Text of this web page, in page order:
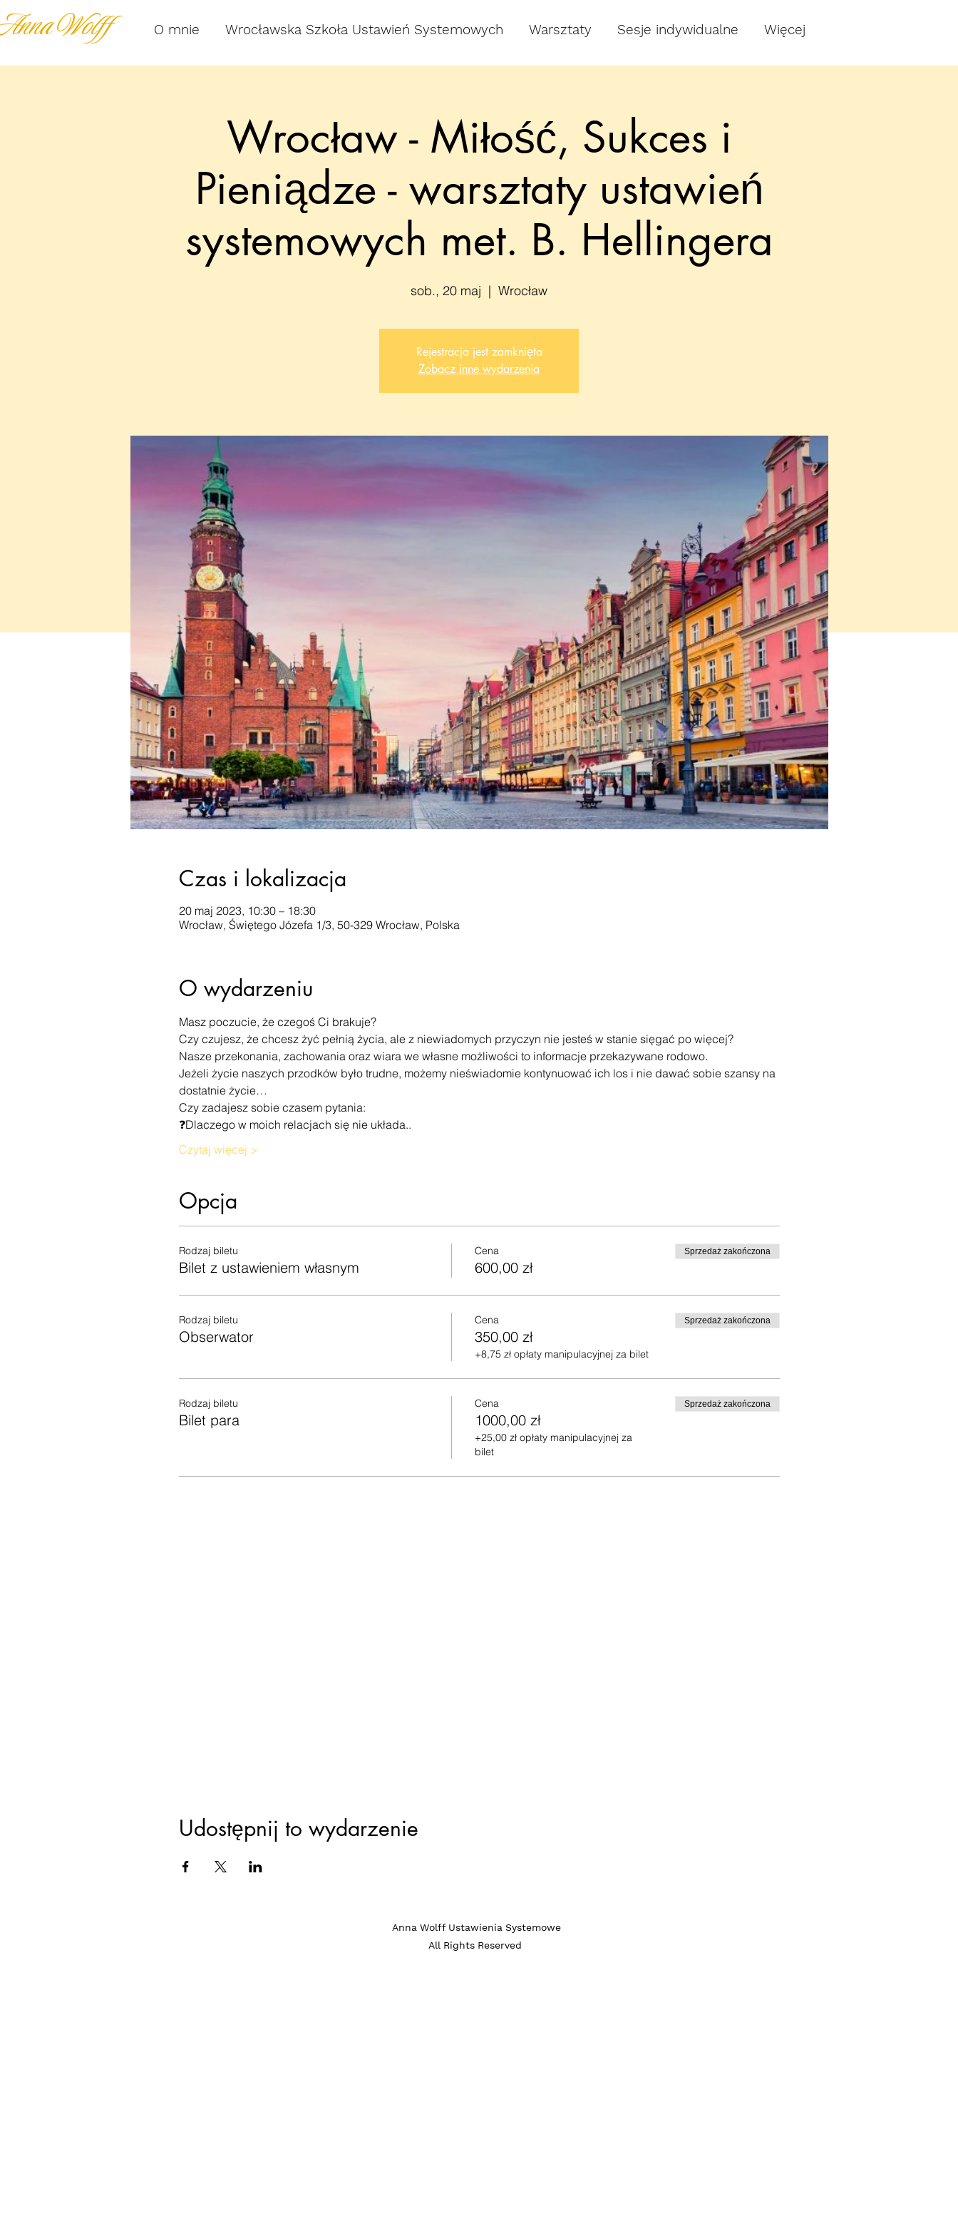
Wolff O mnie Wrocławska Szkoła Ustawień Systemowych Warsztaty Sesje indywidualne Więcej
Wrocław - Miłość, Sukces i
Pieniądze - warsztaty ustawień
systemowych met. B. Hellingera
sob., 20 maj
  |
Wrocław
Rejestracja jest zamknięta
Zobacz inne wydarzenia
Czas i lokalizacja
20 maj 2023, 10:30 – 18:30
Wrocław, Świętego Józefa 1/3, 50-329 Wrocław, Polska
O wydarzeniu
Masz poczucie, że czegoś Ci brakuje?
Czy czujesz, że chcesz żyć pełnią życia, ale z niewiadomych przyczyn nie jesteś w stanie sięgać po więcej?
Nasze przekonania, zachowania oraz wiara we własne możliwości to informacje przekazywane rodowo.
Jeżeli życie naszych przodków było trudne, możemy nieświadomie kontynuować ich los i nie dawać sobie szansy na
dostatnie życie…
Czy zadajesz sobie czasem pytania:
❓Dlaczego w moich relacjach się nie układa..
Czytaj więcej >
Opcja
Rodzaj biletu
Bilet z ustawieniem własnym
Cena
600,00 zł
Sprzedaż zakończona
Rodzaj biletu
Obserwator
Cena
350,00 zł
+8,75 zł opłaty manipulacyjnej za bilet
Sprzedaż zakończona
Rodzaj biletu
Bilet para
Cena
1000,00 zł
+25,00 zł opłaty manipulacyjnej za
bilet
Sprzedaż zakończona
Udostępnij to wydarzenie
Ustawienia systemowe / coaching /
Anna Wolff Ustawienia Systemowe
All Rights Reserved